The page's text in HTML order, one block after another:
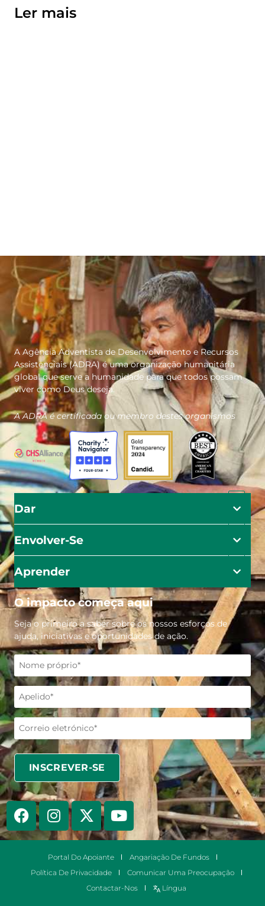
Ler mais
A Agência Adventista de Desenvolvimento e Recursos
Assistenciais (ADRA) é uma organização humanitária
global que serve a humanidade para que todos possam
viver como Deus deseja.
A ADRA é certificada ou membro destes organismos
Dar
Envolver-Se
Aprender
O impacto começa aqui
Seja o primeiro a saber sobre os nossos esforços de
ajuda, iniciativas e oportunidades de ação.
Portal Do Apoiante
Angariação De Fundos
Política De Privacidade
Comunicar Uma Preocupação
Contactar-Nos
Língua